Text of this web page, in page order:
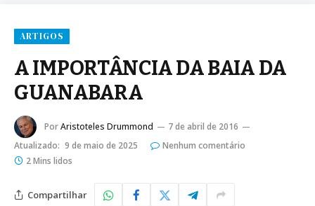
ARTIGOS
A IMPORTÂNCIA DA BAIA DA
GUANABARA
PorAristoteles Drummond
7 de abril de 2016
Atualizado: 9 de maio de 2025
Nenhum comentário
2 Mins lidos
Compartilhar